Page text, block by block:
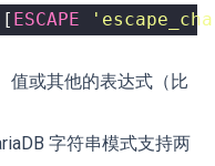
[ ESCAPE
值或其他的表达式（比
字符串模式支持两